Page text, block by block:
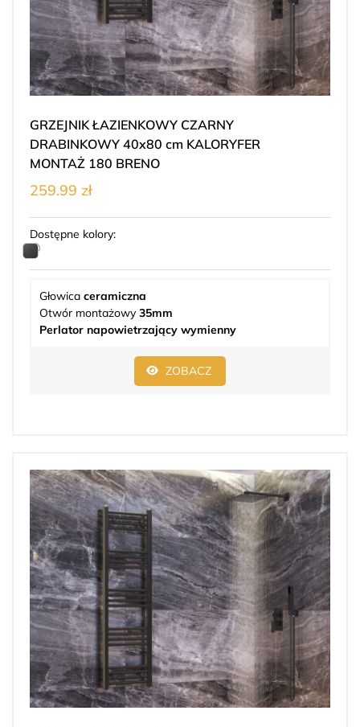
GRZEJNIK ŁAZIENKOWY CZARNY
DRABINKOWY 40x80 cm KALORYFER
MONTAŻ 180 BRENO
259.99 zł
Dostępne kolory:
Głowica ceramiczna
Otwór montażowy 35mm
Perlator napowietrzający wymienny
ZOBACZ